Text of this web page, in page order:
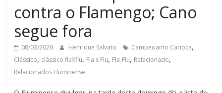
contra o Flamengo; Cano
segue fora
08/03/2026 Henrique Salvato Campeoanto Carioca,
Clássico, clássico flaXflu, Fla x Flu, Fla-Flu, Relacionado,
Relacionados Fluminense